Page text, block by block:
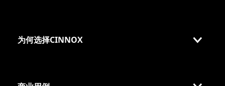
为何选择CINNOX